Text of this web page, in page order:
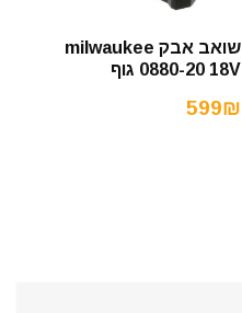
שואב אבק milwaukee
0880-20 18V גוף
599₪